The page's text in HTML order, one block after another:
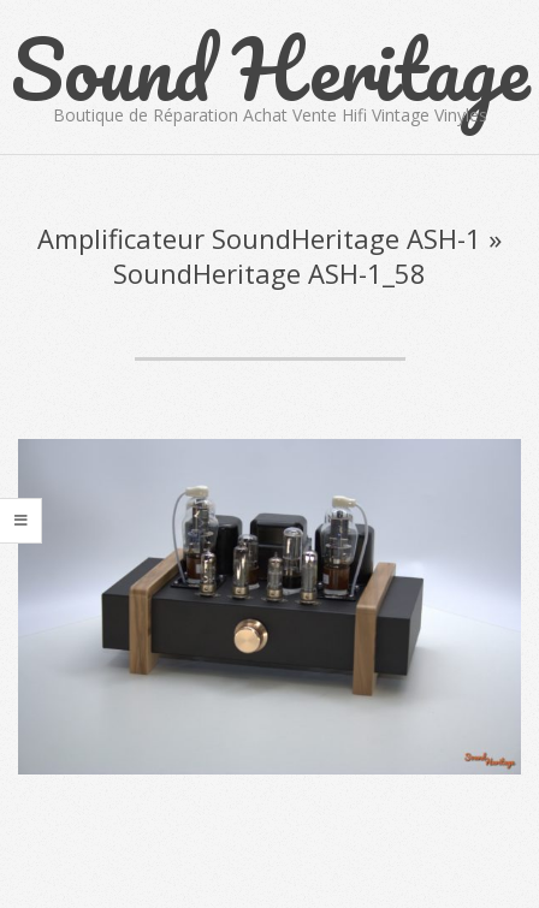
content
Sound Heritage
Boutique de Réparation Achat Vente Hifi Vintage Vinyles
MenuAmplificateur SoundHeritage ASH-1 »
SoundHeritage ASH-1_58